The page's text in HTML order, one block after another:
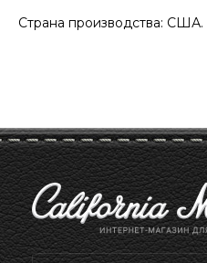
Страна производства: США.